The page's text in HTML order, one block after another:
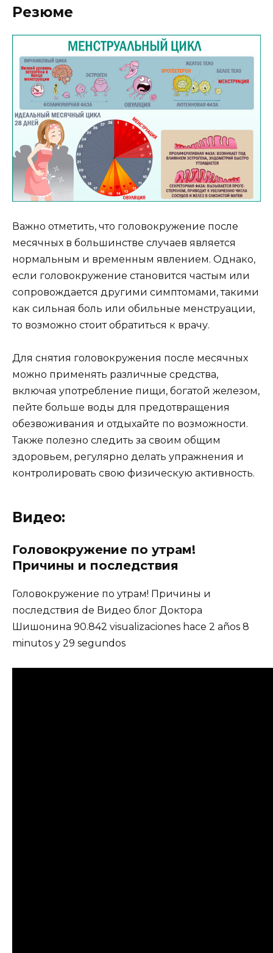
Резюме
Важно отметить, что головокружение после
месячных в большинстве случаев является
нормальным и временным явлением. Однако,
если головокружение становится частым или
сопровождается другими симптомами, такими
как сильная боль или обильные менструации,
то возможно стоит обратиться к врачу.
Для снятия головокружения после месячных
можно применять различные средства,
включая употребление пищи, богатой железом,
пейте больше воды для предотвращения
обезвоживания и отдыхайте по возможности.
Также полезно следить за своим общим
здоровьем, регулярно делать упражнения и
контролировать свою физическую активность.
Видео:
Головокружение по утрам!
Причины и последствия
Головокружение по утрам! Причины и
последствия de Видео блог Доктора
Шишонина 90.842 visualizaciones hace 2 años 8
minutos y 29 segundos